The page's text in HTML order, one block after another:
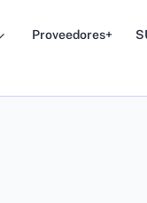
Proveedores+